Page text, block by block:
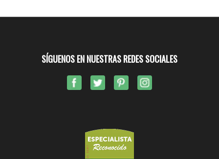
SÍGUENOS EN NUESTRAS REDES SOCIALES